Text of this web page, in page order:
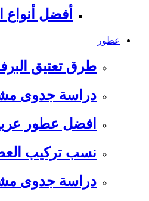
أفضل أنواع
عطور
طرق تعتيق
دراسة جدوى
افضل عطور
نسب تركيب
دراسة جدوى